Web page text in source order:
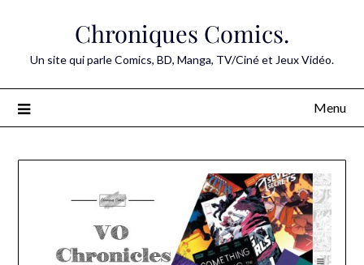
Chroniques Comics.
Un site qui parle Comics, BD, Manga, TV/Ciné et Jeux Vidéo.
Menu